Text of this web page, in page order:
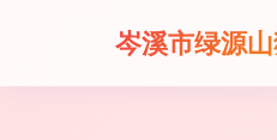
岑溪市绿源